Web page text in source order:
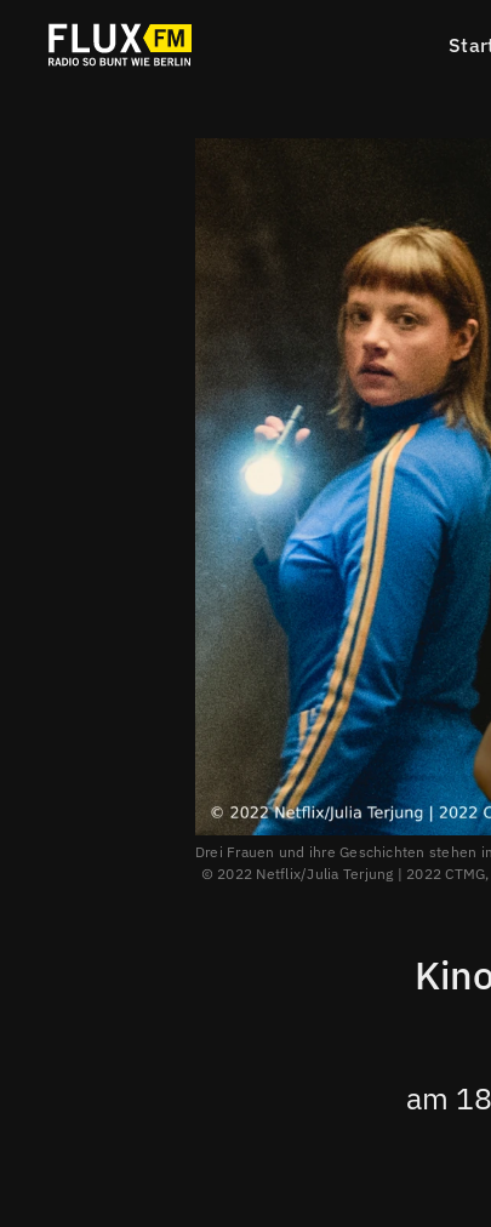
Drei Frauen und ihre Geschichten stehen
2022 Netflix/Julia Terjung | 2022
am